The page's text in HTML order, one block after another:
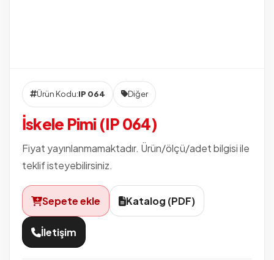
Ürün Kodu:IP 064 Diğer
İskele Pimi (IP 064)
Fiyat yayınlanmamaktadır. Ürün/ölçü/adet bilgisi ile
teklif isteyebilirsiniz.
Sepete ekle Katalog (PDF)
İletişim